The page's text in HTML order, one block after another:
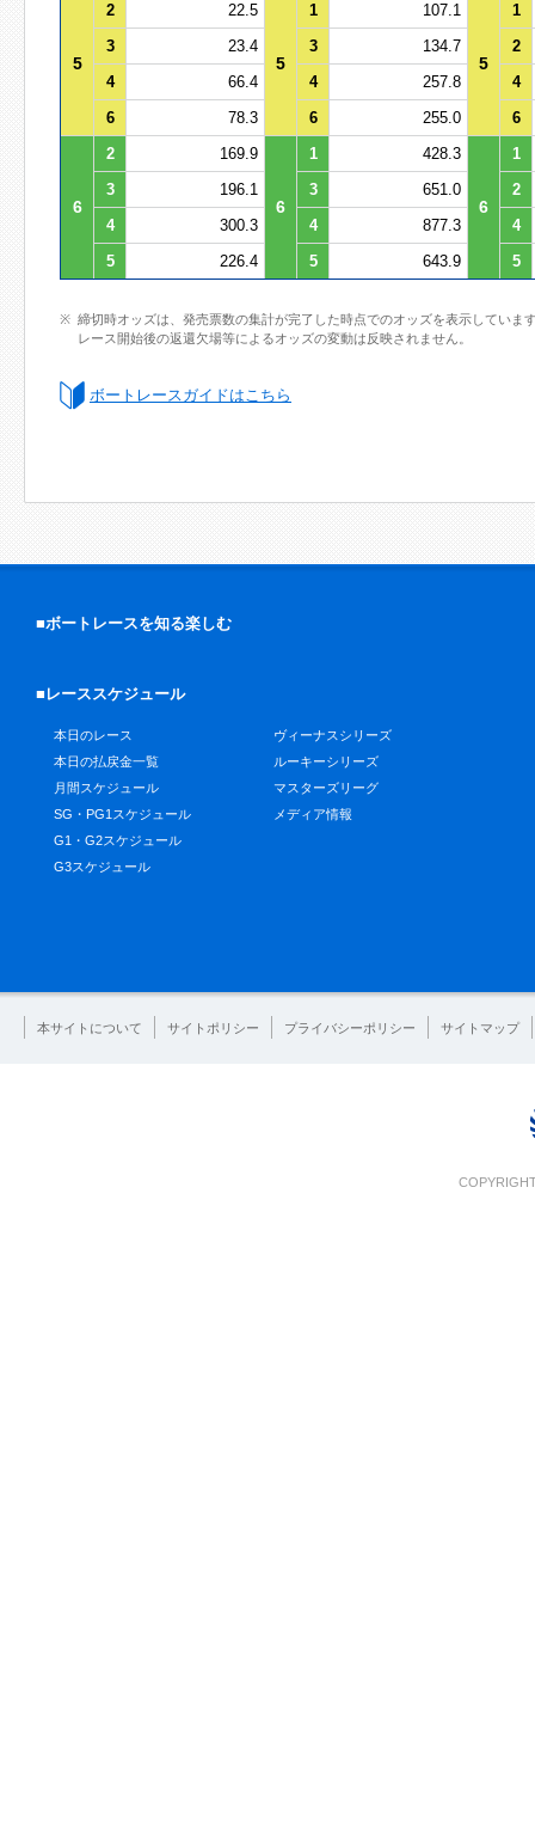
5
2 22.5
5
1 107.1
5
1
3
23.4 3 134.7
2
4
66.4 4 257.8
4
6
78.3 6 255.0 6
6
2 169.9
6
1 428.3
6
1
3
196.1 3 651.0
2
4
300.3 4 877.3
4
5
226.4 5 643.9 5
締切時オッズは、発売票数の集計が完了した時点でのオッズを表示していま
レース開始後の返還欠場等によるオッズの変動は反映されません。
ボートレースガイドはこちら
■ボートレースを知る楽しむ
■レーススケジュール
本日のレース
本日の払戻金一覧
月間スケジュール
SG・PG1スケジュール
G1・G2スケジュール
G3スケジュール
ヴィーナスシリーズ
ルーキーシリーズ
マスターズリーグ
メディア情報
本サイトについて サイトポリシー プライバシーポリシー サイトマップ